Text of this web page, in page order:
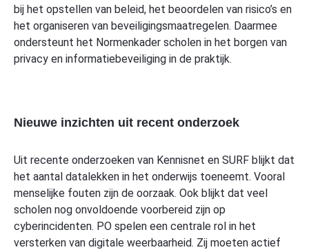
bij het opstellen van beleid, het beoordelen van risico’s en
het organiseren van beveiligingsmaatregelen. Daarmee
ondersteunt het Normenkader scholen in het borgen van
privacy en informatiebeveiliging in de praktijk.
Nieuwe inzichten uit recent onderzoek
Uit recente onderzoeken van Kennisnet en SURF blijkt dat
het aantal datalekken in het onderwijs toeneemt. Vooral
menselijke fouten zijn de oorzaak. Ook blijkt dat veel
scholen nog onvoldoende voorbereid zijn op
cyberincidenten. PO spelen een centrale rol in het
versterken van digitale weerbaarheid. Zij moeten actief